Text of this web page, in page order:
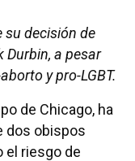
su decisión de
Durbin, a pesar
y pro-LGBT.
de Chicago, ha
dos obispos
el riesgo de